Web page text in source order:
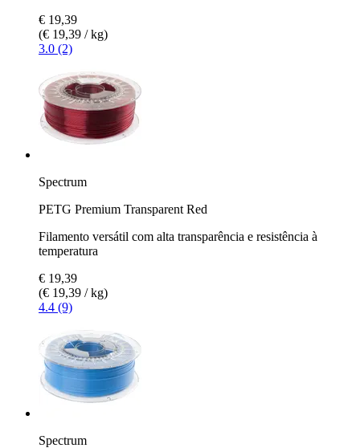
€ 19,39
(€ 19,39 / kg)
3.0 (2)
Spectrum
PETG Premium Transparent Red
Filamento versátil com alta transparência e resistência à
temperatura
€ 19,39
(€ 19,39 / kg)
4.4 (9)
Spectrum